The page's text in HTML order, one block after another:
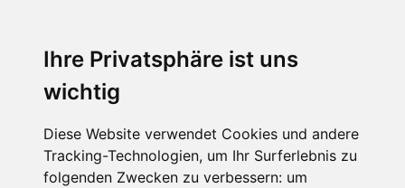
Ihre Privatsphäre ist uns
wichtig
Diese Website verwendet Cookies und andere
Tracking-Technologien, um Ihr Surferlebnis zu
folgenden Zwecken zu verbessern: um